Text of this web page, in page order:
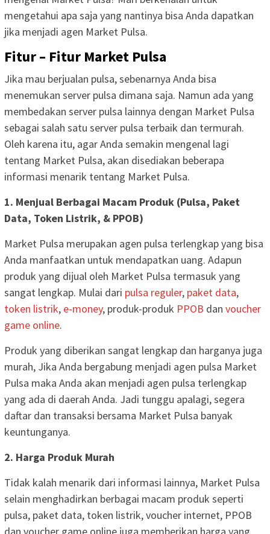
mengetahui apa saja yang nantinya bisa Anda dapatkan
jika menjadi agen Market Pulsa.
Fitur – Fitur Market Pulsa
Jika mau berjualan pulsa, sebenarnya Anda bisa
menemukan server pulsa dimana saja. Namun ada yang
membedakan server pulsa lainnya dengan Market Pulsa
sebagai salah satu server pulsa terbaik dan termurah.
Oleh karena itu, agar Anda semakin mengenal lagi
tentang Market Pulsa, akan disediakan beberapa
informasi menarik tentang Market Pulsa.
1. Menjual Berbagai Macam Produk (Pulsa, Paket
Data, Token Listrik, & PPOB)
Market Pulsa merupakan agen pulsa terlengkap yang bisa
Anda manfaatkan untuk mendapatkan uang. Adapun
produk yang dijual oleh Market Pulsa termasuk yang
sangat lengkap. Mulai dari pulsa reguler, paket data,
token listrik, e-money, produk-produk PPOB dan voucher
game online.
Produk yang diberikan sangat lengkap dan harganya juga
murah, Jika Anda bergabung menjadi agen pulsa Market
Pulsa maka Anda akan menjadi agen pulsa terlengkap
yang ada di daerah Anda. Jadi tunggu apalagi, segera
daftar dan transaksi bersama Market Pulsa banyak
keuntunganya.
2. Harga Produk Murah
Tidak kalah menarik dari informasi lainnya, Market Pulsa
selain menghadirkan berbagai macam produk seperti
pulsa, paket data, token listrik, voucher internet, PPOB
dan voucher game online juga memberikan harga yang